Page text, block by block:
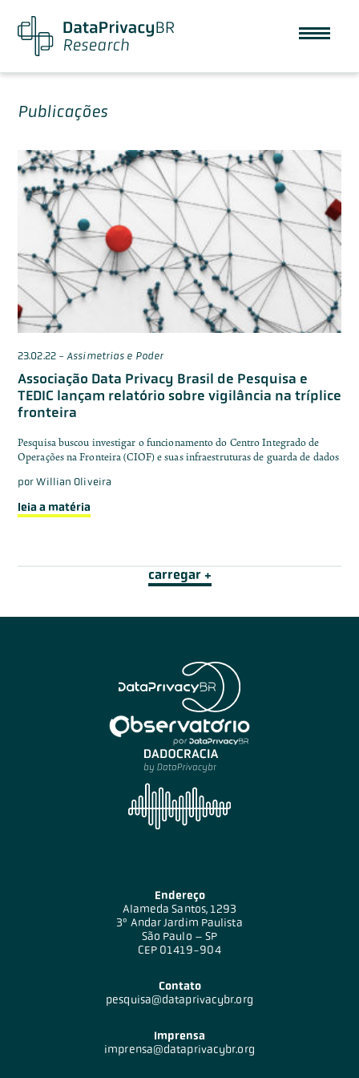
Publicações
23.02.22- Assimetrias e Poder
Associação Data Privacy Brasil de Pesquisa e
TEDIC lançam relatório sobre vigilância na tríplice
fronteira
Pesquisa buscou investigar o funcionamento do Centro Integrado de
Operações na Fronteira (CIOF) e suas infraestruturas de guarda de dados
porWillian Oliveira
leia a matéria
carregar +
Endereço
Alameda Santos, 1293
3º Andar Jardim Paulista
São Paulo – SP
CEP 01419-904
Contato
pesquisa@dataprivacybr.org
Imprensa
imprensa@dataprivacybr.org